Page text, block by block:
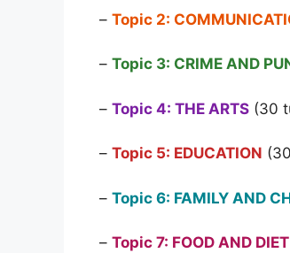
– Topic 2:
– Topic 3: CRIME AND
– Topic 4: THE ARTS (30
– Topic 5: EDUCATION
– Topic 6: FAMILY AND
– Topic 7: FOOD AND DIET